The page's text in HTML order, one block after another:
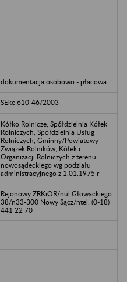
dokumentacja osobowo - płacowa
SEke 610-46/2003
Kółko Rolnicze, Spółdzielnia Kółek
Rolniczych, Spółdzielnia Usług
Rolniczych, Gminny/Powiatowy
Związek Rolników, Kółek i
Organizacji Rolniczych z terenu
nowosądeckiego wg podziału
administracyjnego z 1.01.1975 r
Rejonowy ZRKiOR/nul.Głowackiego
38/n33-300 Nowy Sącz/ntel. (0-18)
441 22 70